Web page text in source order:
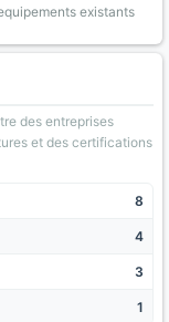
existants
des entreprises
et des certifications
8
4
3
1